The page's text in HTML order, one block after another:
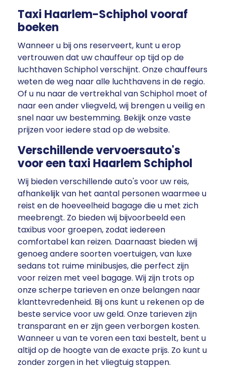
Taxi Haarlem-Schiphol vooraf
boeken
Wanneer u bij ons reserveert, kunt u erop
vertrouwen dat uw chauffeur op tijd op de
luchthaven Schiphol verschijnt. Onze chauffeurs
weten de weg naar alle luchthavens in de regio.
Of u nu naar de vertrekhal van Schiphol moet of
naar een ander vliegveld, wij brengen u veilig en
snel naar uw bestemming. Bekijk onze vaste
prijzen voor iedere stad op de website.
Verschillende vervoersauto's
voor een taxi Haarlem Schiphol
Wij bieden verschillende auto's voor uw reis,
afhankelijk van het aantal personen waarmee u
reist en de hoeveelheid bagage die u met zich
meebrengt. Zo bieden wij bijvoorbeeld een
taxibus voor groepen, zodat iedereen
comfortabel kan reizen. Daarnaast bieden wij
genoeg andere soorten voertuigen, van luxe
sedans tot ruime minibusjes, die perfect zijn
voor reizen met veel bagage. Wij zijn trots op
onze scherpe tarieven en onze belangen naar
klanttevredenheid. Bij ons kunt u rekenen op de
beste service voor uw geld. Onze tarieven zijn
transparant en er zijn geen verborgen kosten.
Wanneer u van te voren een taxi bestelt, bent u
altijd op de hoogte van de exacte prijs. Zo kunt u
zonder zorgen in het vliegtuig stappen.